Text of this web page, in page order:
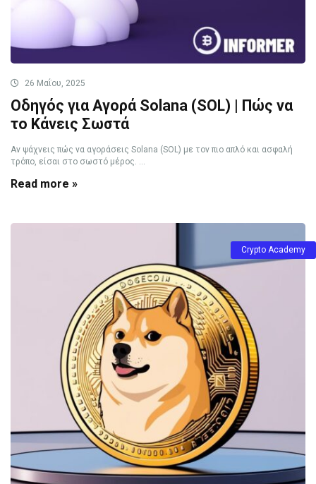
26 Μαΐου, 2025
Οδηγός για Αγορά Solana (SOL) | Πώς να
το Κάνεις Σωστά
Αν ψάχνεις πώς να αγοράσεις Solana (SOL) με τον πιο απλό και ασφαλή
τρόπο, είσαι στο σωστό μέρος. ...
Read more »
Crypto Academy